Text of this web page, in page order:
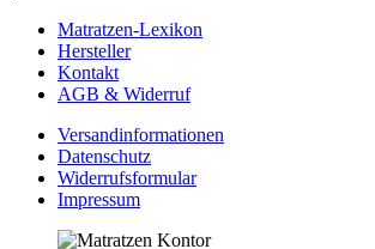
Matratzen-Lexikon
Hersteller
Kontakt
AGB & Widerruf
Versandinformationen
Datenschutz
Widerrufsformular
Impressum